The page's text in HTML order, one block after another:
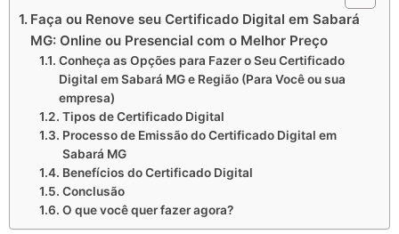
Faça ou Renove seu Certificado Digital em Sabará
MG: Online ou Presencial com o Melhor Preço
Conheça as Opções para Fazer o Seu Certificado
Digital em Sabará MG e Região (Para Você ou sua
empresa)
Tipos de Certificado Digital
Processo de Emissão do Certificado Digital em
Sabará MG
Benefícios do Certificado Digital
Conclusão
O que você quer fazer agora?